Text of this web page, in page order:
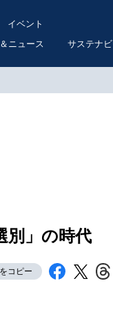
イベント
ニュース サステナ
別」の時代
コピー